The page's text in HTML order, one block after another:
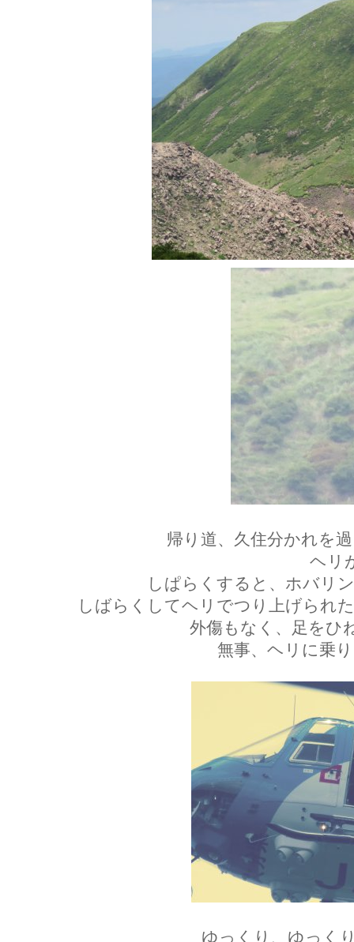
帰り道、久住分かれを
ヘリ
しぱらくすると、ホバリ
しばらくしてヘリでつり上げられ
外傷もなく、足をひ
無事、ヘリに乗
ゆっくり、ゆっく